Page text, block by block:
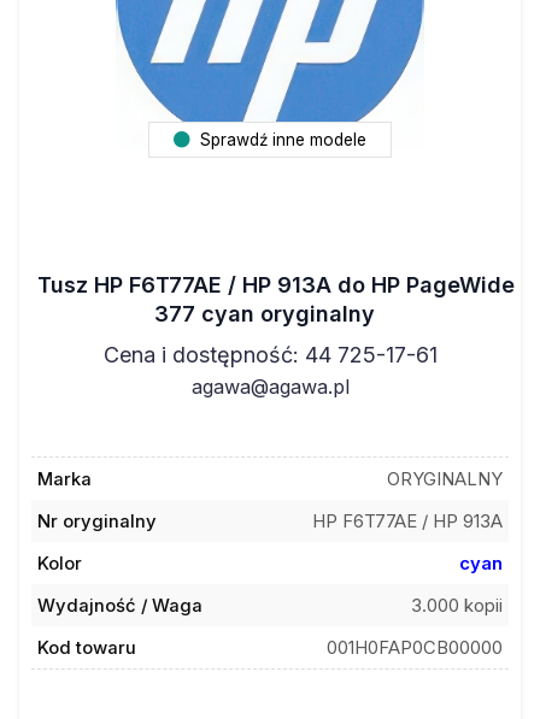
Sprawdź inne modele
Tusz HP F6T77AE / HP 913A do HP PageWide
377 cyan oryginalny
Cena i dostępność: 44 725-17-61
agawa@agawa.pl
Marka
ORYGINALNY
Nr oryginalny
HP F6T77AE / HP 913A
Kolor
cyan
Wydajność / Waga
3.000 kopii
Kod towaru
001H0FAP0CB00000